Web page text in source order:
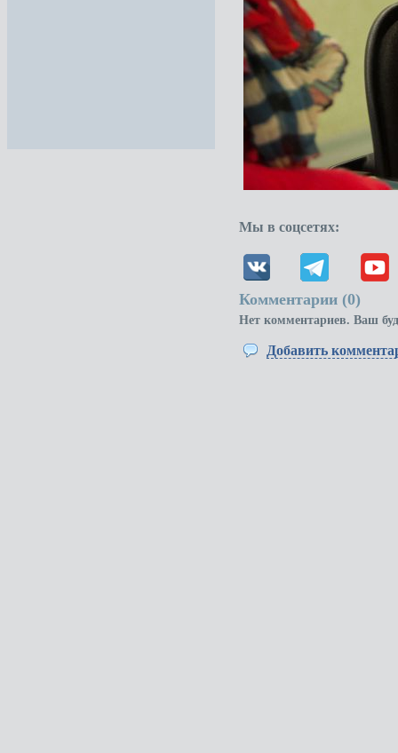
Мы в соцсетях:
Комментарии (0)
Нет комментариев. Ваш
Добавить